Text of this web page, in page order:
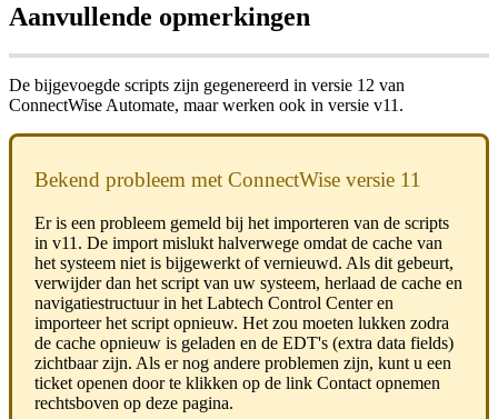
Aanvullende opmerkingen
De bijgevoegde scripts zijn gegenereerd in versie 12 van
ConnectWise Automate, maar werken ook in versie v11 .
Bekend probleem met ConnectWise versie 11
Er is een probleem gemeld bij het importeren van de scripts
in v11 . De import mislukt halverwege omdat de cache van
het systeem niet is bijgewerkt of vernieuwd. Als dit gebeurt,
verwijder dan het script van uw systeem, herlaad de cache en
navigatiestructuur in het Labtech Control Center en
importeer het script opnieuw. Het zou moeten lukken zodra
de cache opnieuw is geladen en de EDT's (extra data fields)
zichtbaar zijn. Als er nog andere problemen zijn, kunt u een
ticket openen door te klikken op de link Contact opnemen
rechtsboven op deze pagina.